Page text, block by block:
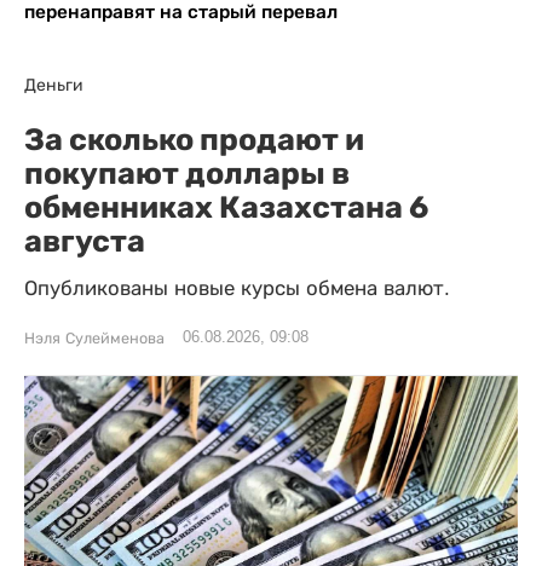
перенаправят на старый перевал
Деньги
За сколько продают и
покупают доллары в
обменниках Казахстана 6
августа
Опубликованы новые курсы обмена валют.
Нэля Сулейменова 06.08.2026, 09:08